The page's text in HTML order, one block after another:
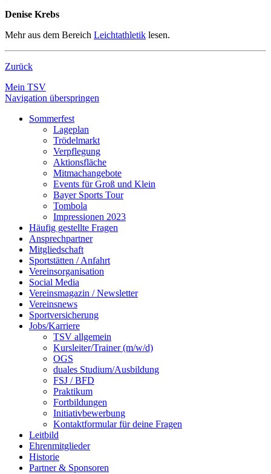
Denise Krebs
Mehr aus dem Bereich Leichtathletik lesen.
Zurück
Mein TSV
Navigation überspringen
Sommerfest
Lageplan
Trödelmarkt
Verpflegung
Aktionsfläche
Mitmachangebote
Events für Groß und Klein
Bayer Sports Tour
Tombola
Impressionen 2023
Häufig gestellte Fragen
Ansprechpartner
Mitgliedschaft
Sportstätten / Anfahrt
Vereinsorganisation
Social Media
Vereinsmagazin / Newsletter
Vereinsnews
Sportversicherung
Jobs/Karriere
TSV allgemein
Kursleiter/Trainer (m/w/d)
OGS
duales Studium/Ausbildung
FSJ / BFD
Praktikum
Fortbildungen
Initiativbewerbung
Kontaktformular für deine Fragen
Leitbild
Ehrenmitglieder
Historie
Partner & Sponsoren